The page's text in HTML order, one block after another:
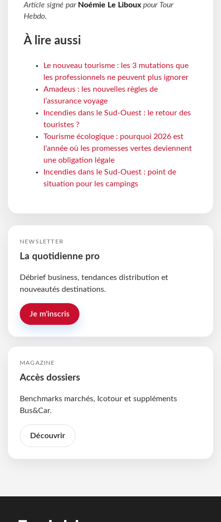
Article signé par Noémie Le Liboux pour Tour
Hebdo.
À lire aussi
Le nouveau tourisme : les 3 mutations que
les professionnels ne peuvent plus ignorer
Amadeus : les nouvelles règles de
l’assurance voyage
Incendies dans le Sud-Ouest : le retour des
touristes ?
Tourisme écologique : pourquoi 2026 est
l'année où les promesses vertes deviennent
une obligation légale
Incendies dans le Sud-Ouest : point de
situation pour les campings
NEWSLETTER
La quotidienne pro
Débrief business, tendances distribution et
nouveautés destinations.
Je m'inscris
MAGAZINE
Accès dossiers
Benchmarks marchés, Icotour et suppléments
Bus&Car.
Découvrir